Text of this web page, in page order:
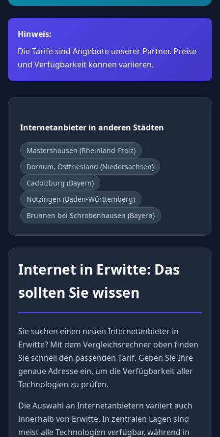
Hinweis:
Die Tarife sind Angebote unserer Partner. Preise
und Verfügbarkeit können variieren.
Internetanbieter in anderen Städten
Mastershausen (Rheinland-Pfalz)
Dornum, Ostfriesland (Niedersachsen)
Cadolzburg (Bayern)
Notzingen (Baden-Württemberg)
Brunnen bei Schrobenhausen (Bayern)
Internet in Erwitte: Das
sollten Sie wissen
Sie suchen einen neuen Internetanbieter in
Erwitte? Mit dem Vergleichsrechner oben finden
Sie schnell den passenden Tarif. Geben Sie Ihre
genaue Adresse ein, um die Verfügbarkeit aller
Technologien zu prüfen.
Die Auswahl an Internetanbietern variiert auch
innerhalb von Erwitte. In zentralen Lagen sind
meist alle Technologien verfügbar, während in